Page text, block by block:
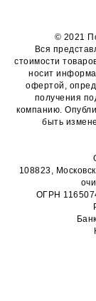
© 2021
Вся
стоимости
носит
офертой,
получения
компанию.
быть
108823,
ОГРН